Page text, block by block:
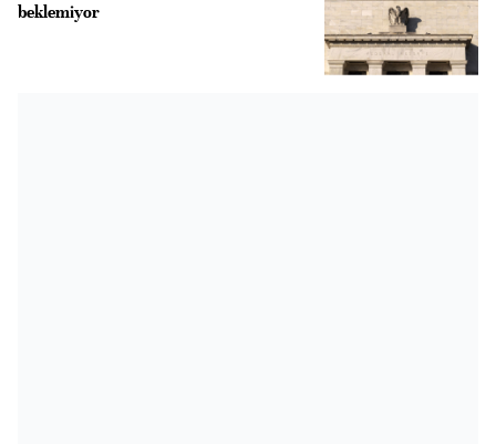
beklemiyor